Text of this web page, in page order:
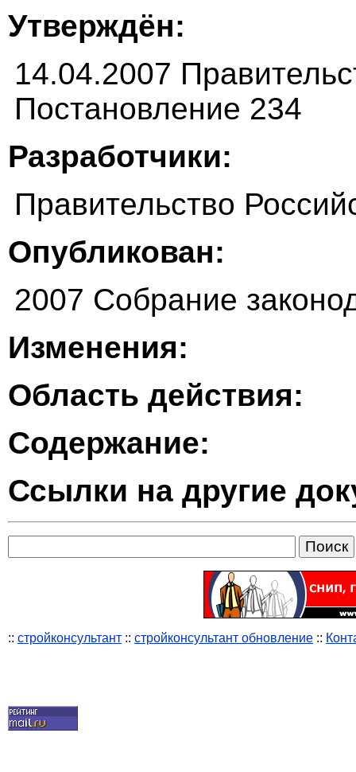
Утверждён:
14.04.2007
Постановление 234
Разработчики:
Правительство
Опубликован:
2007 Собрание
Изменения:
Область действия:
Содержание:
Ссылки на другие
:: стройконсультант :: стройконсультант обновление ::